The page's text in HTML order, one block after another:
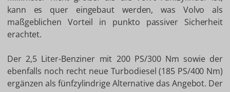
kann es quer eingebaut werden, was Volvo als
maßgeblichen Vorteil in punkto passiver Sicherheit
erachtet.
Der 2,5 Liter-Benziner mit 200 PS/300 Nm sowie der
ebenfalls noch recht neue Turbodiesel (185 PS/400 Nm)
ergänzen als fünfzylindrige Alternative das Angebot. Der